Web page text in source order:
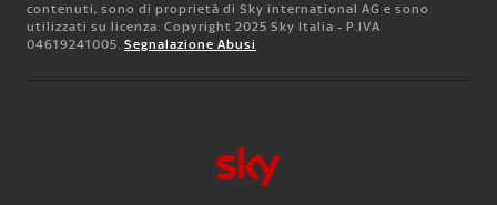
contenuti, sono di proprietà di Sky international AG e sono
utilizzati su licenza. Copyright 2025 Sky Italia - P.IVA
04619241005. Segnalazione Abusi